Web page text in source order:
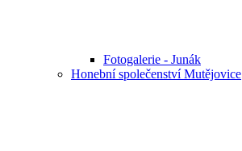
Fotogalerie - Junák
Honební společenství Mutějovice